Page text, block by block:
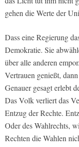
gehen die Werte der
Dass eine Regierung
Demokratie. Sie
über alle anderen
Vertrauen genießt,
Genauer gesagt erlebt
Das Volk verliert das
Entzug der Rechte.
Oder des Wahlrechts,
Rechten die Wahlen